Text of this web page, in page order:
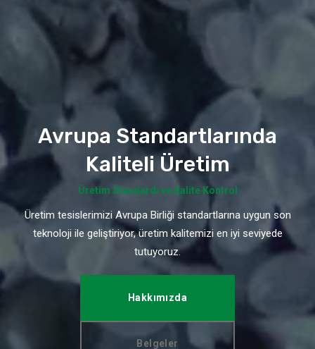
Avrupa Standartlarında
Kaliteli Üretim
Üretim Standardı ve Kalite Kontrol
Üretim tesislerimizi Avrupa Birliği standartlarına uygun son
teknoloji ile geliştiriyor, üretim kalitemizi en iyi seviyede
tutuyoruz.
Hakkımızda
Belgeler